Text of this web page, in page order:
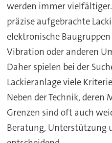
werden immer
präzise aufgebrachte
elektronische
Vibration oder anderen
Daher spielen bei der
Lackieranlage viele
Neben der Technik, deren
Grenzen sind oft auch
Beratung, Unterstützung